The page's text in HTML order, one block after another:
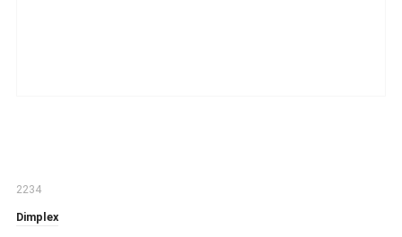
2234
Dimplex